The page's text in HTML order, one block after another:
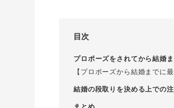
目次
プロポーズをされてから結婚
【プロポーズから結婚までに
結婚の段取りを決める上での